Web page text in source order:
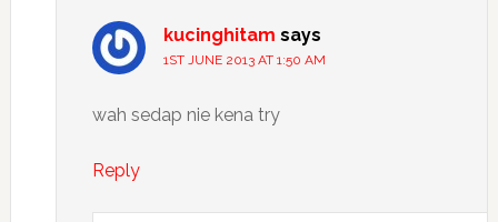
kucinghitam says
1ST JUNE 2013 AT 1:50 AM
wah sedap nie kena try
Reply